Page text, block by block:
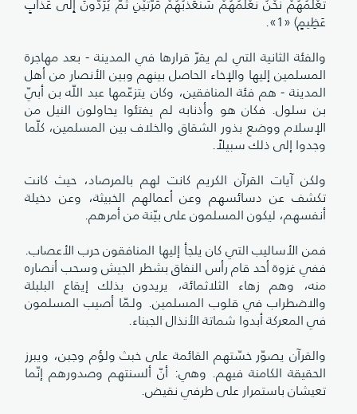
عَظِيمٍ) «1».
والفئة الثانية التي لم يقرّ قرارها في المدينة - بعد مهاجرة
المسلمين إليها والإخاء الحاصل بينهم وبين الأنصار من أهل
المدينة - هم فئة المنافقين، وكان يتزعّمها عبد اللّه بن أبيّ
بن سلول. فكان هو وأذنابه لم يفتئوا يحاولون النيل من
الإسلام ووضع بذور الشقاق والخلاف بين المسلمين، كلّما
وجدوا إلى ذلك سبيلاً.
ولكن آيات القرآن الكريم كانت لهم بالمرصاد، حيث كانت
تكشف عن دسائسهم وعن أعمالهم الخبيثة، وعن دخيلة
أنفسهم، ليكون المسلمون على بيّنة من أمرهم.
فمن الأساليب التي كان يلجأ إليها المنافقون حرب الأعصاب.
ففي غزوة أحد قام رأس النفاق بشطر الجيش وسحب أنصاره
منه، وهم زهاء الثلاثمائة، يريدون بذلك إيقاع البلبلة
والاضطراب في قلوب المسلمين. ولـمّا أصيب المسلمون
في المعركة أبدوا شماتة الأنذال الجبناء.
والقرآن يصوّر خسّتهم القائمة على خبث ولؤم وجبن، ويبرز
الحقيقة الكامنة فيهم. وهي: أنّ ألسنتهم وصدورهم إنّما
تعيشان باستمرار على طرفي نقيض.